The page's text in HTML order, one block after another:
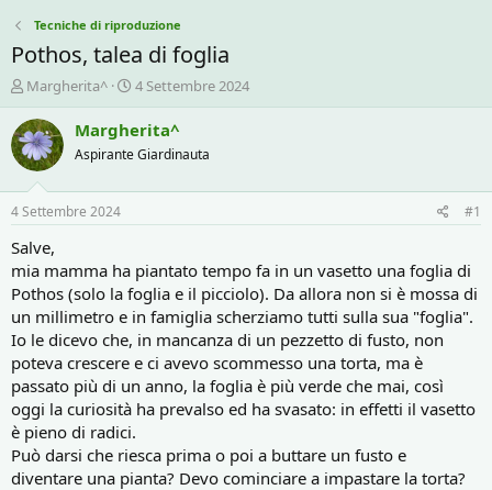
Tecniche di riproduzione
Pothos, talea di foglia
C
r
e
a
t
o
r
e
D
i
s
c
u
s
s
i
n
e
Margherita^
D
a
t
d
n
i
o
4 Settembre 2024
Margherita^
Aspirante Giardinauta
4 Settembre 2024 #1
Salve,
mia mamma ha piantato tempo fa in un vasetto una foglia di
Pothos (solo la foglia e il picciolo). Da allora non si è mossa di
un millimetro e in famiglia scherziamo tutti sulla sua "foglia".
Io le dicevo che, in mancanza di un pezzetto di fusto, non
poteva crescere e ci avevo scommesso una torta, ma è
passato più di un anno, la foglia è più verde che mai, così
oggi la curiosità ha prevalso ed ha svasato: in effetti il vasetto
è pieno di radici.
Può darsi che riesca prima o poi a buttare un fusto e
diventare una pianta? Devo cominciare a impastare la torta?